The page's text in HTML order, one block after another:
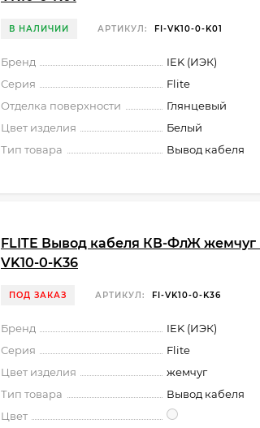
В НАЛИЧИИ АРТИКУЛ: FI-VK10-0-K01
Бренд
IEK (ИЭК)
Серия
Flite
Отделка поверхности
Глянцевый
Цвет изделия
Белый
Тип товара
Вывод кабеля
FLITE Вывод кабеля КВ-ФлЖ жемчуг
VK10-0-K36
ПОД ЗАКАЗ АРТИКУЛ: FI-VK10-0-K36
Бренд
IEK (ИЭК)
Серия
Flite
Цвет изделия
жемчуг
Тип товара
Вывод кабеля
Цвет